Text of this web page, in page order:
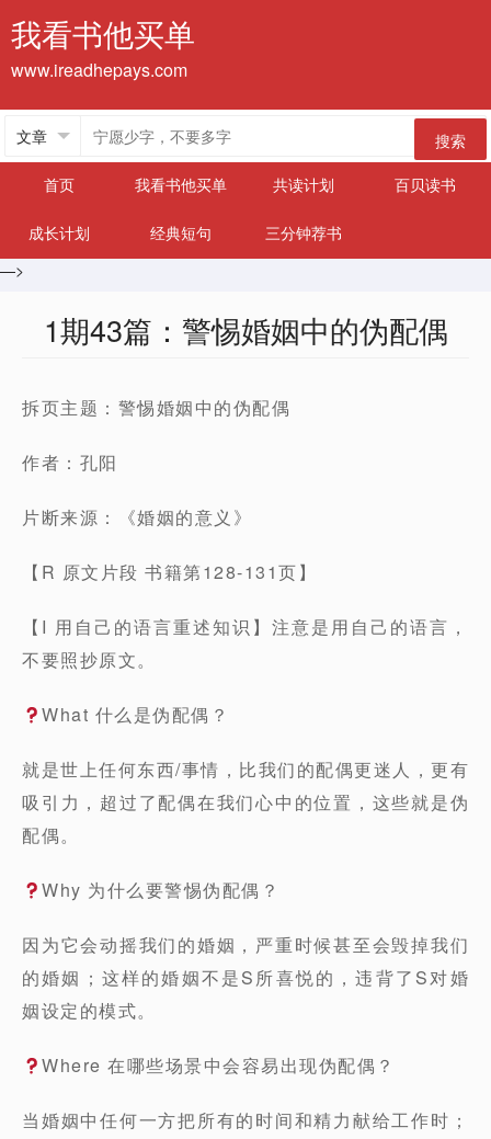
我看书他买单
www.ireadhepays.com
搜索
首页
我看书他买单 共读计划 百贝读书
成长计划 经典短句
三分钟荐书
—>
1期43篇：警惕婚姻中的伪配偶
拆页主题：警惕婚姻中的伪配偶
作者：孔阳
片断来源：《婚姻的意义》
【R 原文片段 书籍第128-131页】
【I 用自己的语言重述知识】注意是用自己的语言，
不要照抄原文。
What 什么是伪配偶？
就是世上任何东西/事情，比我们的配偶更迷人，更有
吸引力，超过了配偶在我们心中的位置，这些就是伪
配偶。
Why 为什么要警惕伪配偶？
因为它会动摇我们的婚姻，严重时候甚至会毁掉我们
的婚姻；这样的婚姻不是S所喜悦的，违背了S对婚
姻设定的模式。
Where 在哪些场景中会容易出现伪配偶？
当婚姻中任何一方把所有的时间和精力献给工作时；